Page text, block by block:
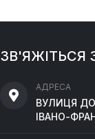
ЗВ'ЯЖІТЬСЯ
АДРЕСА
ВУЛИЦЯ
ІВАНО-